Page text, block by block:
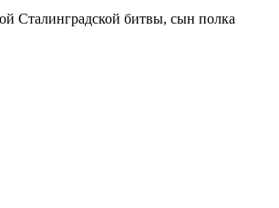
Сталинградской битвы, сын полка